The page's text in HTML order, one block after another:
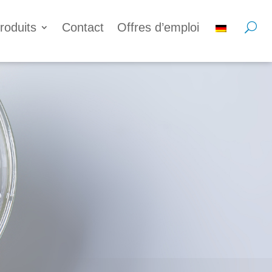
Contact Offres d’emploi